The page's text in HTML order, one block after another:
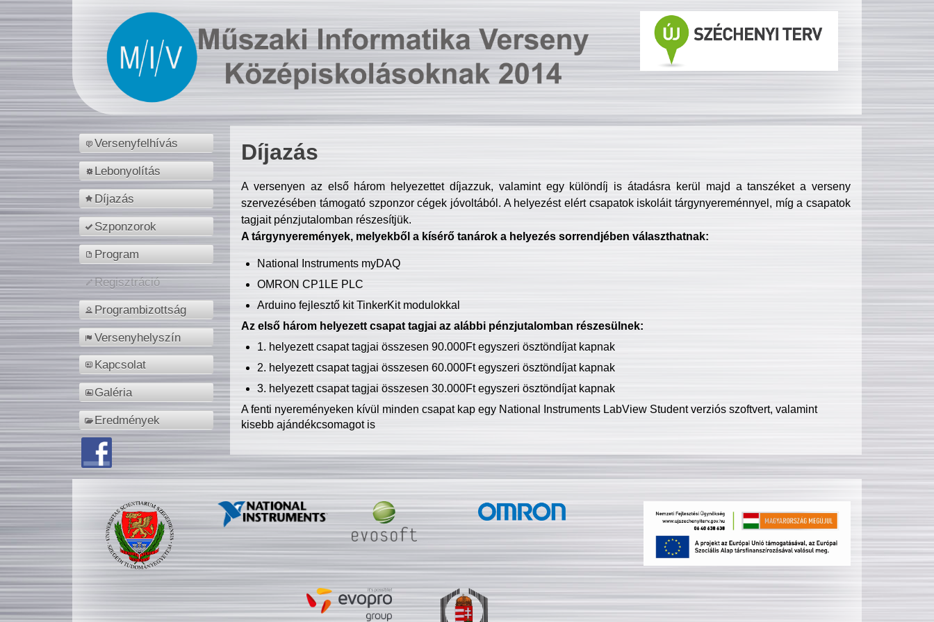
Versenyfelhívás
Lebonyolítás
Díjazás
Szponzorok
Program
Regisztráció
Programbizottság
Versenyhelyszín
Kapcsolat
Galéria
Eredmények
Díjazás
A versenyen az első három helyezettet díjazzuk, valamint egy különdíj is átadásra kerül majd a tanszéket a verseny
szervezésében támogató szponzor cégek jóvoltából. A helyezést elért csapatok iskoláit tárgynyereménnyel, míg a csapatok
tagjait pénzjutalomban részesítjük.
A tárgynyeremények, melyekből a kísérő tanárok a helyezés sorrendjében választhatnak:
National Instruments myDAQ
OMRON CP1LE PLC
Arduino fejlesztő kit TinkerKit modulokkal
Az első három helyezett csapat tagjai az alábbi pénzjutalomban részesülnek:
1. helyezett csapat tagjai összesen 90.000Ft egyszeri ösztöndíjat kapnak
2. helyezett csapat tagjai összesen 60.000Ft egyszeri ösztöndíjat kapnak
3. helyezett csapat tagjai összesen 30.000Ft egyszeri ösztöndíjat kapnak
A fenti nyereményeken kívül minden csapat kap egy National Instruments LabView Student verziós szoftvert, valamint
kisebb ajándékcsomagot is